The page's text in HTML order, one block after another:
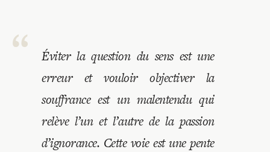
Blocs-notes
Recherches
Entretiens
Éviter la question du sens est une
erreur et vouloir objectiver la
souffrance est un malentendu qui
relève l’un et l’autre de la passion
d’ignorance. Cette voie est une pente